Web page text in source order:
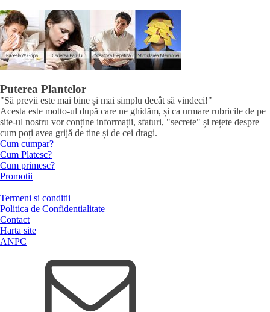
Puterea Plantelor
"Să previi este mai bine și mai simplu decât să vindeci!"
Acesta este motto-ul după care ne ghidăm, și ca urmare rubricile de pe
site-ul nostru vor conține informații, sfaturi, "secrete" și rețete despre
cum poți avea grijă de tine și de cei dragi.
Cum cumpar?
Cum Platesc?
Cum primesc?
Promotii
Termeni si conditii
Politica de Confidentialitate
Contact
Harta site
ANPC